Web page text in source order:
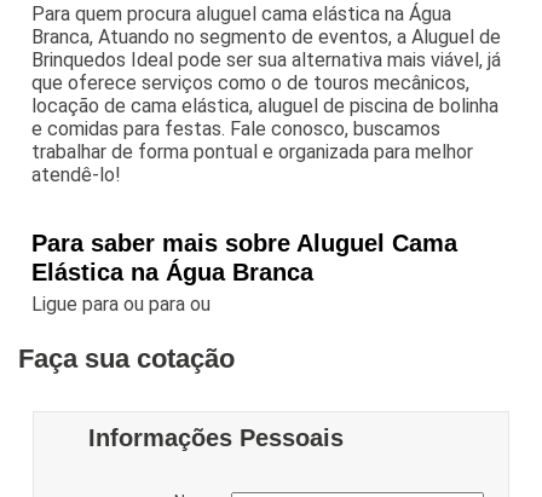
Para quem procura aluguel cama elástica na Água
Branca, Atuando no segmento de eventos, a Aluguel de
Brinquedos Ideal pode ser sua alternativa mais viável, já
que oferece serviços como o de touros mecânicos,
locação de cama elástica, aluguel de piscina de bolinha
e comidas para festas. Fale conosco, buscamos
trabalhar de forma pontual e organizada para melhor
atendê-lo!
Para saber mais sobre Aluguel Cama
Elástica na Água Branca
Ligue paraou paraou
Faça sua cotação
Informações Pessoais